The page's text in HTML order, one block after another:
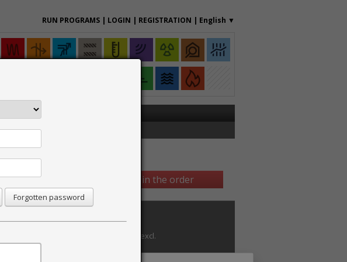
Forgotten password
RUN PROGRAMS | LOGIN | REGISTRATION | English ▼
Continue in the order
Annual price (excl.